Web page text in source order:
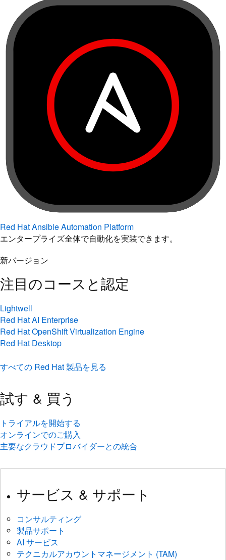
Red Hat Ansible Automation Platform
エンタープライズ全体で自動化を実装できます。
新バージョン
注目のコースと認定
Lightwell
Red Hat AI Enterprise
Red Hat OpenShift Virtualization Engine
Red Hat Desktop
すべての Red Hat 製品を見る
試す & 買う
トライアルを開始する
オンラインでのご購入
主要なクラウドプロバイダーとの統合
サービス & サポート
コンサルティング
製品サポート
AI サービス
テクニカルアカウントマネージメント (TAM)